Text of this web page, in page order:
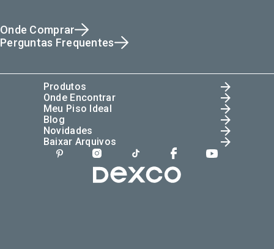
Onde Comprar
Perguntas Frequentes
Produtos
Onde Encontrar
Meu Piso Ideal
Blog
Novidades
Baixar Arquivos